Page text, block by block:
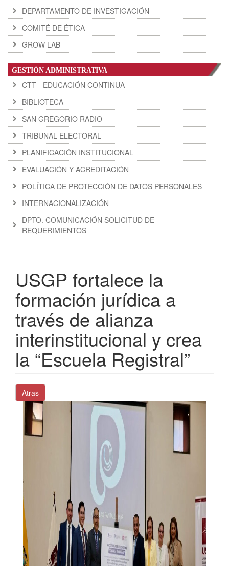
DEPARTAMENTO DE INVESTIGACIÓN
COMITÉ DE ÉTICA
GROW LAB
GESTIÓN ADMINISTRATIVA
CTT - EDUCACIÓN CONTINUA
BIBLIOTECA
SAN GREGORIO RADIO
TRIBUNAL ELECTORAL
PLANIFICACIÓN INSTITUCIONAL
EVALUACIÓN Y ACREDITACIÓN
POLÍTICA DE PROTECCIÓN DE DATOS PERSONALES
INTERNACIONALIZACIÓN
DPTO. COMUNICACIÓN SOLICITUD DE
REQUERIMIENTOS
USGP fortalece la
formación jurídica a
través de alianza
interinstitucional y crea
la “Escuela Registral”
Atras